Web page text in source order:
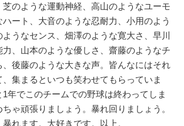
のような運動神経、高山のようなユーモ
ート、大音のような忍耐力、小用のよう
うなセンス、畑澤のような寛大さ、早川
、山本のような優しさ、齋藤のようなチ
、後藤のような大きな声。皆んなにはそれ
集まるといつも笑わせてもらっていま
年でこのチームでの野球は終わってしま
ゃ頑張りましょう。暴れ回りましょう。
れます。大好きです。以上。